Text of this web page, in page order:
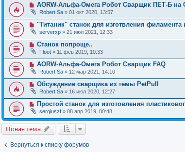
AORW-Альфа-Омега Робот Сварщик ПЕТ-Б на
Robert Sa » 01 окт 2020, 13:57
"Титаник" cтанок для изготвления филамента
serverxp » 21 июл 2021, 12:33
Станок попроще..
Floot » 11 фев 2019, 10:33
AORW-Альфа-Омега Робот Сварщик FAQ
Robert Sa » 12 мар 2021, 14:10
Обсуждение сварщика из темы PetPull
Robert Sa » 16 июл 2020, 12:27
Простой станок для изготовления
sergiuszf » 08 апр 2019, 00:48
Новая тема
Вернуться к списку форумов